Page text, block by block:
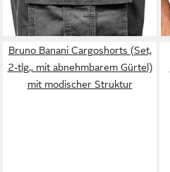
Bruno Banani Cargoshorts (Set,
2-tlg., mit abnehmbarem Gürtel)
mit modischer Struktur